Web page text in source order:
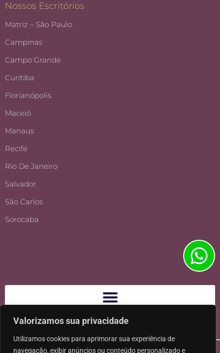
Valorizamos sua privacidade
Utilizamos cookies para aprimorar sua experiência de
navegação, exibir anúncios ou conteúdo personalizado e
Nossos Escritórios
Matriz – São Paulo
Campinas
Campo Grande
Curitiba
Florianópolis
Maceió
Manaus
Recife
Rio De Janeiro
Salvador
São Carlos
Sorocaba